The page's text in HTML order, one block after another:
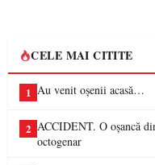
CELE MAI CITITE
1 Au venit oșenii acasă…
2 ACCIDENT. O oșancă
octogenar